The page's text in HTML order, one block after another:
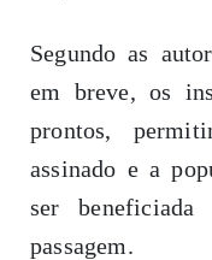
Segundo as
em breve, os
prontos,
assinado e a
ser
passagem.